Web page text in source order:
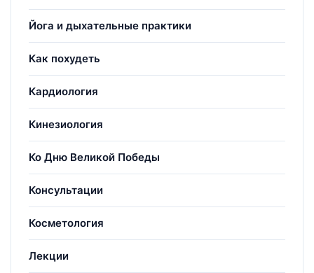
Йога и дыхательные практики
Как похудеть
Кардиология
Кинезиология
Ко Дню Великой Победы
Консультации
Косметология
Лекции